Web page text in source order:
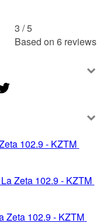
3 /5
Based on 6 reviews
102.9 - KZTM
Zeta 102.9 - KZTM
Zeta 102.9 - KZTM